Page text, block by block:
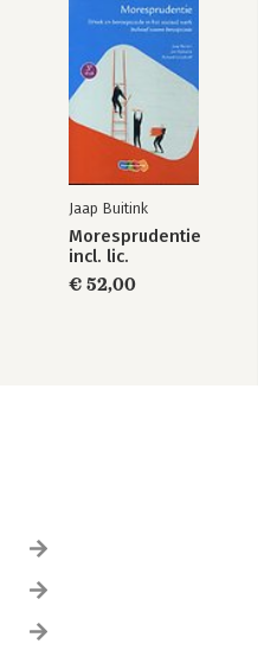
Jaap Buitink
Moresprudentie
incl. lic.
€ 52,00